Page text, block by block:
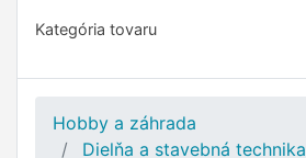
Kategória tovaru
Hobby a záhrada
Dielňa a stavebná technika